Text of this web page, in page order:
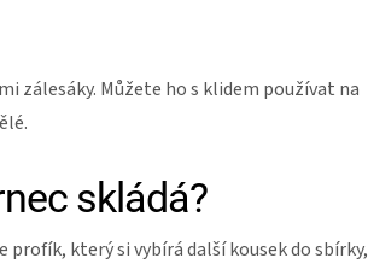
zálesáky. Můžete ho s klidem používat na
skládá?
který si vybírá další kousek do sbírky,